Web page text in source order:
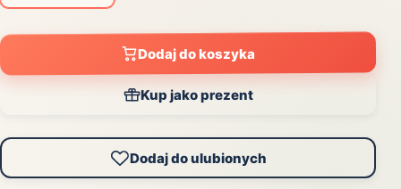
Dodaj do koszyka
Kup jako prezent
Dodaj do ulubionych